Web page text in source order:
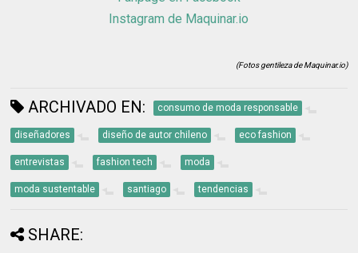
Instagram de Maquinar.io
(Fotos gentileza de Maquinar.io)
ARCHIVADO EN: consumo de moda responsable
diseñadores diseño de autor chileno eco fashion
entrevistas fashion tech moda
moda sustentable santiago tendencias
SHARE: